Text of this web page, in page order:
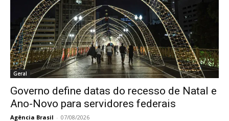
Geral
Governo define datas do recesso de Natal e
Ano-Novo para servidores federais
Agência Brasil - 07/08/2026